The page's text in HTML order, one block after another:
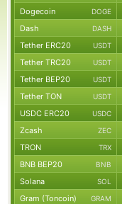
Dogecoin DOGE
Dash DASH
Tether ERC20 USDT
Tether TRC20 USDT
Tether BEP20 USDT
Tether TON USDT
USDC ERC20 USDC
Zcash ZEC
TRON TRX
BNB BEP20 BNB
Solana SOL
Gram (Toncoin) GRAM